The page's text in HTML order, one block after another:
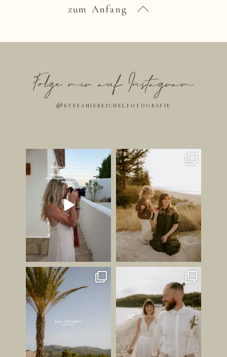
zum Anfang
Folge mir auf Instagram
@stefaniereichelfotografie
Ich bin jetzt Influencer. ✌🏻
Jetzt mal...
181 42
Die schönsten Bilder
entstehen oft dann, wenn...
248
JUNI GEFÜHL ✨
Ihr wisst ja, dass ich schon
149
HABT IHR LUST AUF EINEN
STRANDSPAZIERGANG AN
EUREM...
212 23